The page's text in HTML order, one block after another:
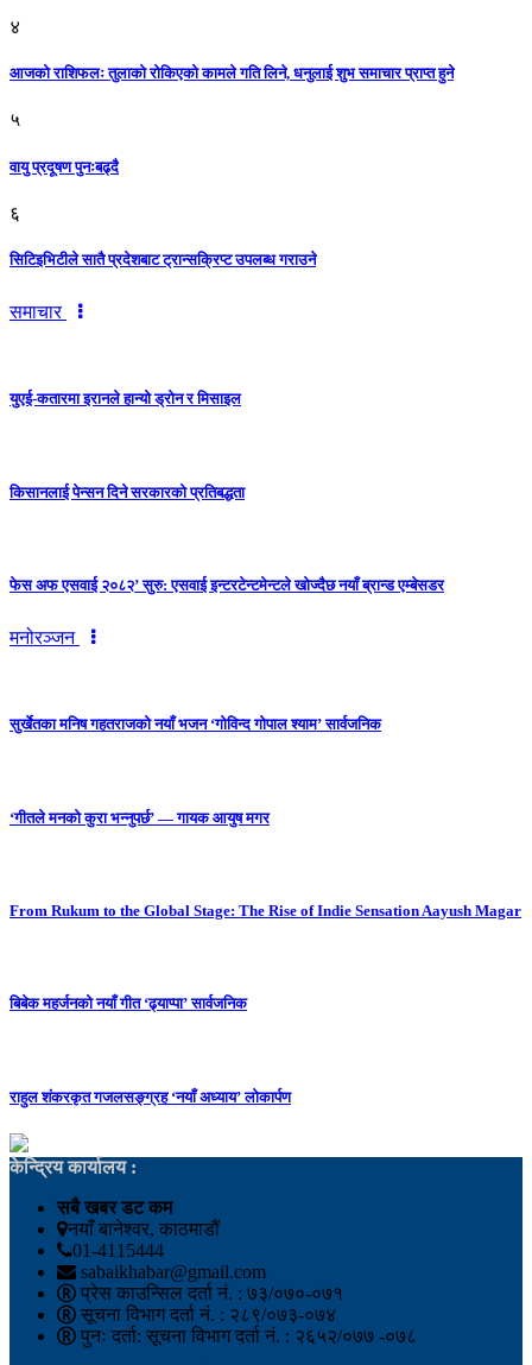
४
आजको राशिफलः तुलाकाे रोकिएको कामले गति लिने, धनुलाई शुभ समाचार प्राप्त हुने
५
वायु प्रदूषण पुनःबढ्दै
६
सिटिइभिटीले सातै प्रदेशबाट ट्रान्सक्रिप्ट उपलब्ध गराउने
समाचार
युएई-कतारमा इरानले हान्यो ड्रोन र मिसाइल
किसानलाई पेन्सन दिने सरकारको प्रतिबद्धता
फेस अफ एसवाई २०८२’ सुरु: एसवाई इन्टरटेन्टमेन्टले खोज्दैछ नयाँ ब्रान्ड एम्बेसडर
मनोरञ्जन
सुर्खेतका मनिष गहतराजको नयाँ भजन ‘गोविन्द गोपाल श्याम’ सार्वजनिक
‘गीतले मनको कुरा भन्नुपर्छ’ — गायक आयुष मगर
From Rukum to the Global Stage: The Rise of Indie Sensation Aayush Magar
बिबेक महर्जनको नयाँ गीत ‘ढ्याप्पा’ सार्वजनिक
राहुल शंकरकृत गजलसङ्ग्रह ‘नयाँ अध्याय’ लोकार्पण
केन्द्रिय कार्यालय :
सबै खबर डट कम
नयाँ बानेश्वर, काठमाडौं
01-4115444
sabaikhabar@gmail.com
प्रेस काउन्सिल दर्ता नं. : ७३/०७०-०७१
सूचना विभाग दर्ता नं. : २८९/०७३-०७४
पुनः दर्ता: सूचना विभाग दर्ता नं. : २६५२/०७७ -०७८